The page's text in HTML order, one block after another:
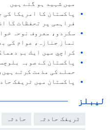
ميں شہيد ہو گئے ہيں
پاکستان کا امریکا کی
فراہمی پر تحفظات کا
سکردو، معروف نوحہ
نماز جنازہ، عوام کی
كراچي ميں ايك بم
پاکستان کے صوبہ
حملے کی مذمت کرتے
پاکستان میں ٹریفک حادثے میں 9
لیبلز
ٹریفک حادثہ حادثہ